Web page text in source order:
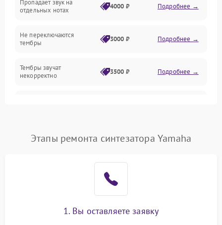
Оптика
Электроника
Пропадает звук на
отдельных нотах
4000 ₽ Подробнее →
Не переключаются
тембры
3000 ₽ Подробнее →
Тембры звучат
некорректно
3500 ₽ Подробнее →
Этапы ремонта синтезатора Yamaha
1. Вы оставляете заявку